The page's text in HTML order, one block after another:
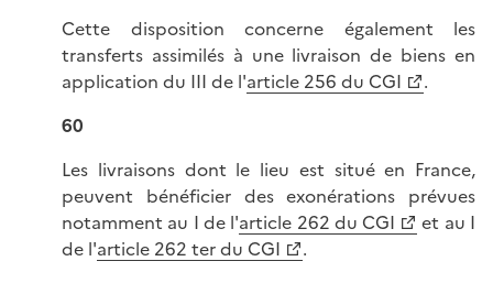
Cette disposition concerne également les
transferts assimilés à une livraison de biens en
application du III de l'article 256 du CGI
.
60
Les livraisons dont le lieu est situé en France,
peuvent bénéficier des exonérations prévues
notamment au I de l'article 262 du CGI
et au I
de l'article 262 ter du CGI .